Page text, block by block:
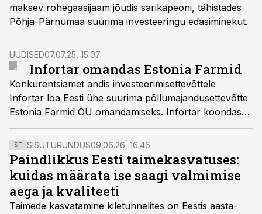
maksev rohegaasijaam jõudis sarikapeoni, tähistades
Põhja-Pärnumaa suurima investeeringu edasiminekut.
UUDISED07.07.25, 15:07
Infortar omandas Estonia Farmid
Konkurentsiamet andis investeerimisettevõttele
Infortar loa Eesti ühe suurima põllumajandusettevõtte
Estonia Farmid OÜ omandamiseks. Infortar koondas
oma põllumajandusega tegelevad ettevõtted Infortar
Agro alla, viis tehingu edukalt lõpule ning jätkab
põllumajandusse investeerimist.
ST SISUTURUNDUS09.06.26, 16:46
Paindlikkus Eesti taimekasvatuses:
kuidas määrata ise saagi valmimise
aega ja kvaliteeti
Taimede kasvatamine kiletunnelites on Eestis aasta-